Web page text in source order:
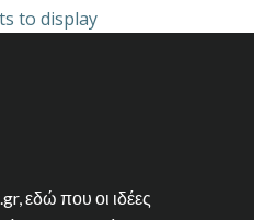
to display
εδώ που οι ιδέες